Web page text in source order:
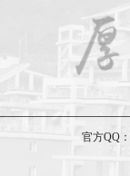
官方QQ